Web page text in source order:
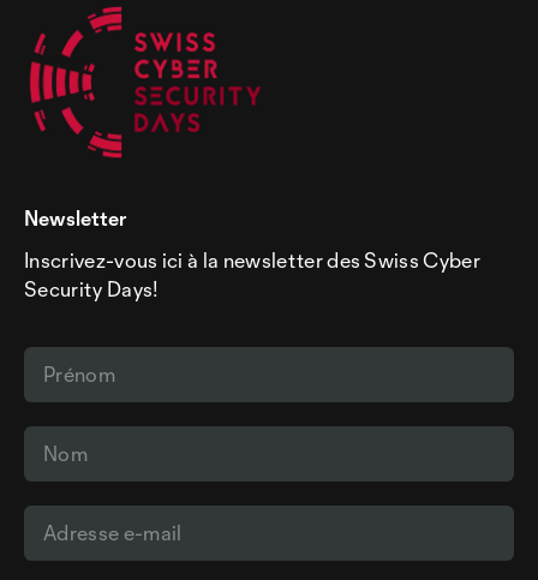
Newsletter
Inscrivez-vous ici à la newsletter des Swiss Cyber
Security Days!